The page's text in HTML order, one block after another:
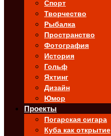
Спорт
Творчество
Рыбалка
Пространство
Фотография
История
Гольф
Яхтинг
Дизайн
Юмор
Проекты
Погарская сигара
Куба как открытие